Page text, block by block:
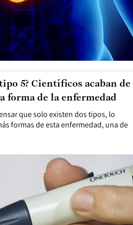
que solo existen dos tipos, lo
formas de esta enfermedad, una de
5? Científicos acaban de
forma de la enfermedad